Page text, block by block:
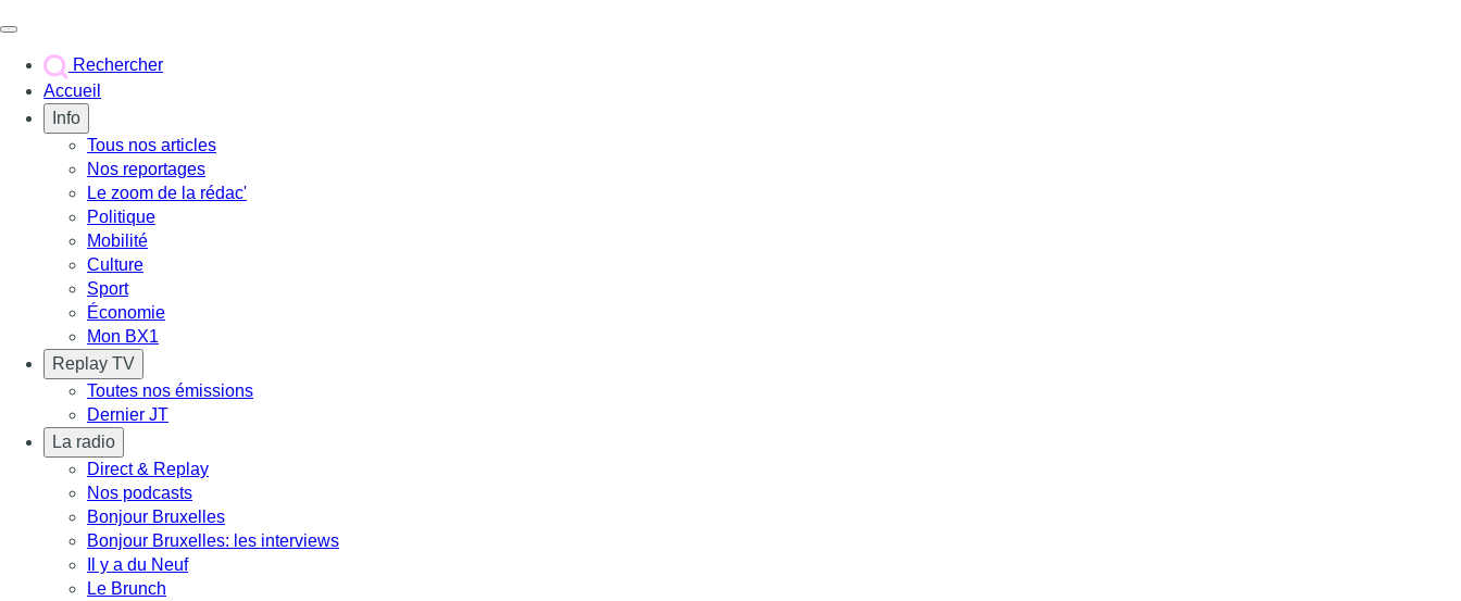
Rechercher
Accueil
Info
Tous nos articles
Nos reportages
Le zoom de la rédac'
Politique
Mobilité
Culture
Sport
Économie
Mon BX1
Replay TV
Toutes nos émissions
Dernier JT
La radio
Direct & Replay
Nos podcasts
Bonjour Bruxelles
Bonjour Bruxelles: les interviews
Il y a du Neuf
Le Brunch